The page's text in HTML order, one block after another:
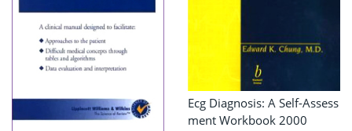
Ecg Diagnosis: A Self-Assess
ment Workbook 2000